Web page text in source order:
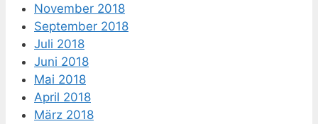
November 2018
September 2018
Juli 2018
Juni 2018
Mai 2018
April 2018
März 2018